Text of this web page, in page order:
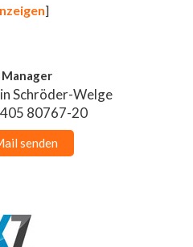
]
Schröder-Welge
80767-20
senden